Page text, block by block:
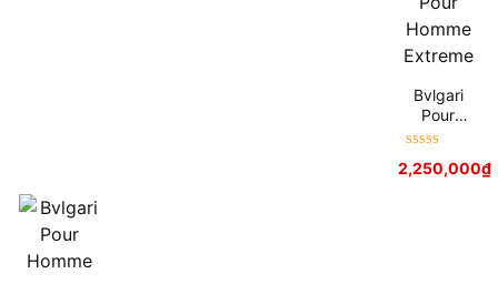
Bvlgari
Pour
Homme
hạng5sao
2,250,000₫